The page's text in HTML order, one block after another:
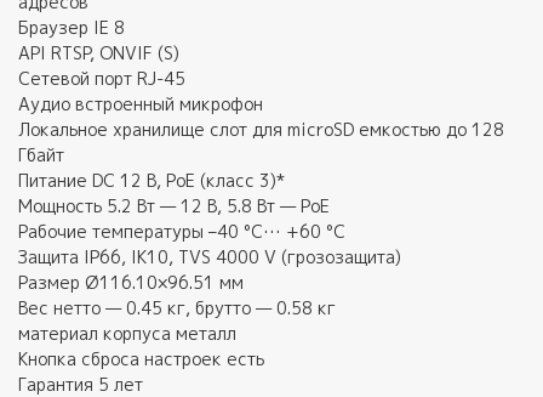
Браузер IE 8
API RTSP, ONVIF (S)
Сетевой порт RJ-45
Аудио встроенный микрофон
Локальное хранилище слот для microSD емкостью до 128
Гбайт
Питание DC 12 В, PoE (класс 3)*
Мощность 5.2 Вт — 12 В, 5.8 Вт — PoE
Рабочие температуры –40 °C… +60 °C
Защита IP66, IK10, TVS 4000 V (грозозащита)
Размер Ø116.10×96.51 мм
Вес нетто — 0.45 кг, брутто — 0.58 кг
материал корпуса металл
Кнопка сброса настроек есть
Гарантия 5 лет